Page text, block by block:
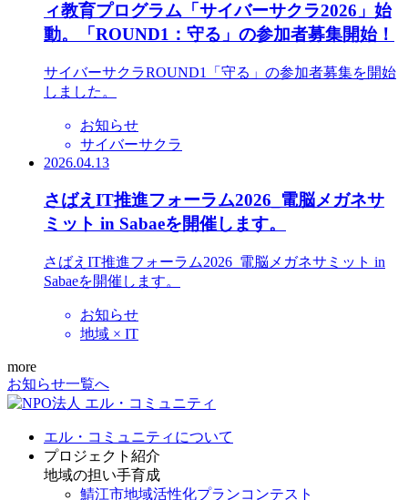
ィ教育プログラム「サイバーサクラ2026」始
動。「ROUND1：守る」の参加者募集開始！
サイバーサクラROUND1「守る」の参加者募集を開始
しました。
お知らせ
サイバーサクラ
2026.04.13
さばえIT推進フォーラム2026_電脳メガネサ
ミット in Sabaeを開催します。
さばえIT推進フォーラム2026_電脳メガネサミット in
Sabaeを開催します。
お知らせ
地域 × IT
more
お知らせ一覧へ
エル・コミュニティについて
プロジェクト紹介
地域の担い手育成
鯖江市地域活性化プランコンテスト